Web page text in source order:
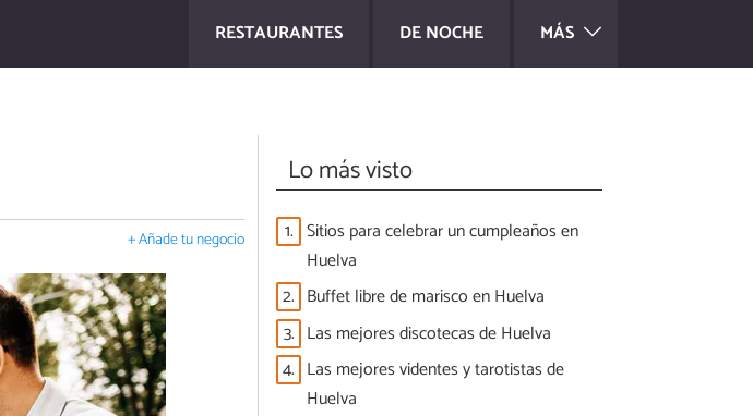
RESTAURANTES DE NOCHE MÁS
+ Añade tu negocio
Lo más visto
1. Sitios para celebrar un cumpleaños en
Huelva
2. Buffet libre de marisco en Huelva
3. Las mejores discotecas de Huelva
4. Las mejores videntes y tarotistas de
Huelva